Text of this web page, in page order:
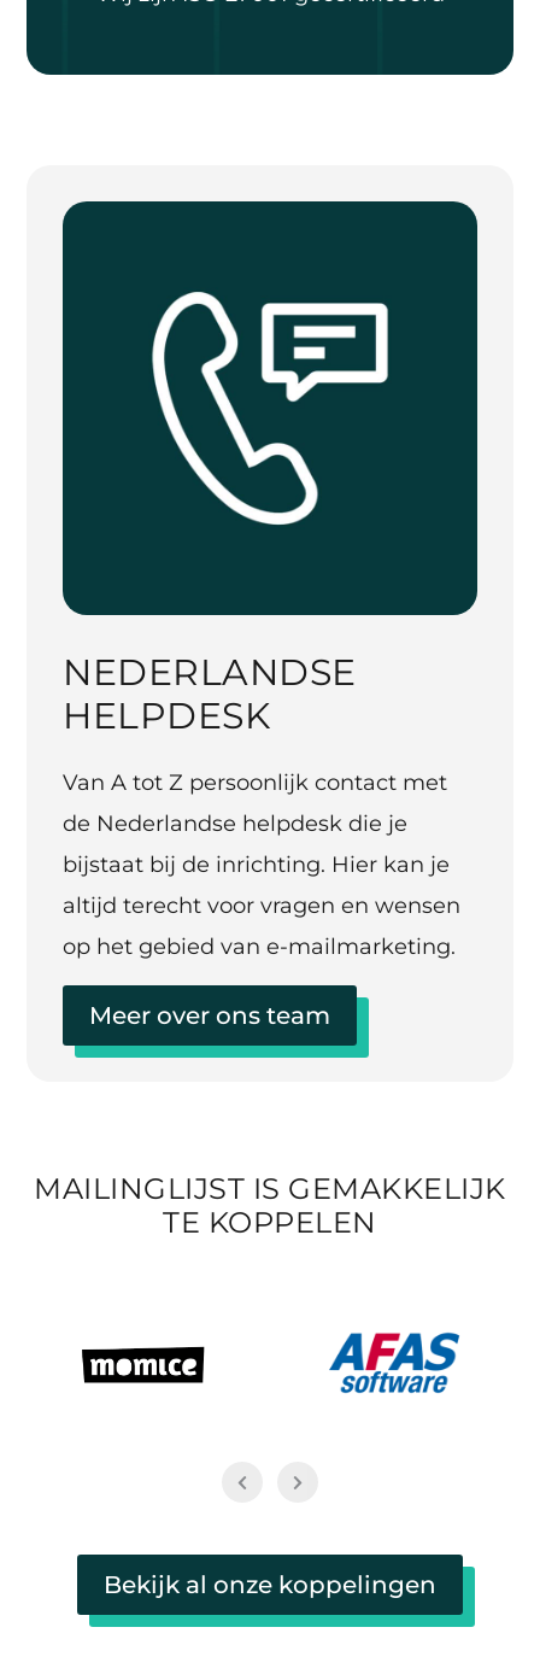
NEDERLANDSE
HELPDESK
Van A tot Z persoonlijk contact met
de Nederlandse helpdesk die je
bijstaat bij de inrichting. Hier kan je
altijd terecht voor vragen en wensen
op het gebied van e-mailmarketing.
Meer over ons team
MAILINGLIJST IS GEMAKKELIJK
TE KOPPELEN
Bekijk al onze koppelingen